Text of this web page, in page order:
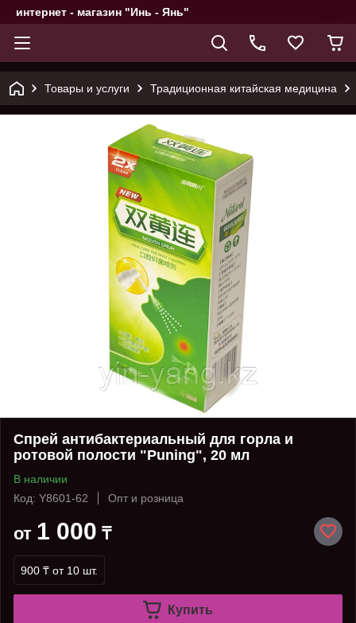
интернет - магазин "Инь - Янь"
Товары и услуги Традиционная китайская медицина
Спрей антибактериальный для горла и
ротовой полости "Puning", 20 мл
В наличии
Код: Y8601-62
Опт и розница
от 1 000 ₸
900 ₸ от 10 шт.
Купить